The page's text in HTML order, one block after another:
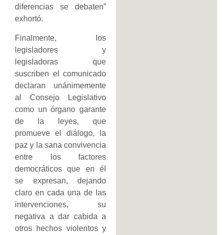
diferencias se debaten”
exhortó.
Finalmente, los
legisladores y
legisladoras que
suscriben el comunicado
declaran unánimemente
al Consejo Legislativo
como un órgano garante
de la leyes, que
promueve el diálogo, la
paz y la sana convivencia
entre los factores
democráticos que en él
se expresan, dejando
claro en cada una de las
intervenciones, su
negativa a dar cabida a
otros hechos violentos y